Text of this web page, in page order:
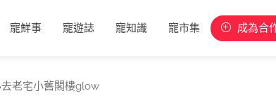
寵鮮事 寵遊誌 寵知識 寵市集 成為合
老宅小舊閣樓glow